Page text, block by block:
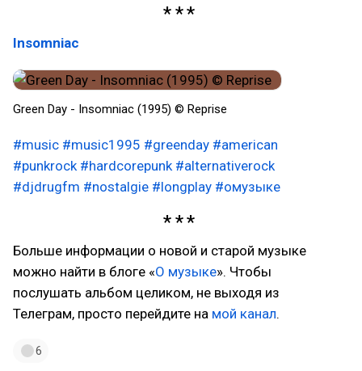
Insomniac
Green Day - Insomniac (1995) © Reprise
#music #music1995 #greenday #american
#punkrock #hardcorepunk #alternativerock
#djdrugfm #nostalgie #longplay #омузыке
Больше информации о новой и старой музыке
можно найти в блоге «О музыке». Чтобы
послушать альбом целиком, не выходя из
Телеграм, просто перейдите на мой канал.
6